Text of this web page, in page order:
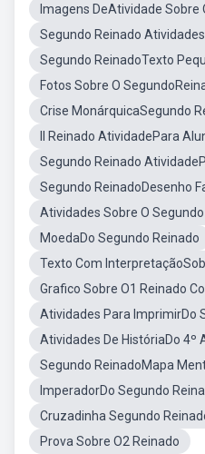
Imagens DeAtividade Sobre
Segundo Reinado
Segundo ReinadoTexto
Fotos Sobre O
Crise MonárquicaSegundo
II Reinado AtividadePara
Segundo Reinado
Segundo ReinadoDesenho
Atividades Sobre O
MoedaDo Segundo Reinado
Texto Com
Grafico Sobre O1 Reinado
Atividades Para ImprimirDo
Atividades De HistóriaDo 4º
Segundo ReinadoMapa
ImperadorDo Segundo
Cruzadinha Segundo
Prova Sobre O2 Reinado